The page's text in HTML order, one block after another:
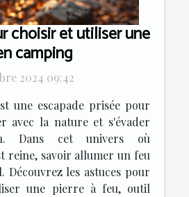
choisir et utiliser une
camping
2024 09:42
une escapade prisée pour
avec la nature et s'évader
Dans cet univers où
reine, savoir allumer un feu
Découvrez les astuces pour
une pierre à feu, outil